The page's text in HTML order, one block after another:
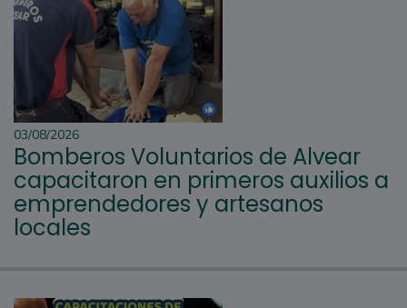
03/08/2026
Bomberos Voluntarios de Alvear
capacitaron en primeros auxilios a
emprendedores y artesanos
locales